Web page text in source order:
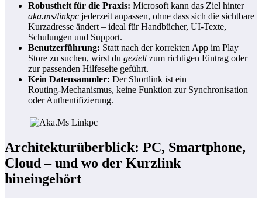
Robustheit für die Praxis: Microsoft kann das Ziel hinter
aka.ms/linkpc jederzeit anpassen, ohne dass sich die sichtbare
Kurzadresse ändert – ideal für Handbücher, UI‑Texte,
Schulungen und Support.
Benutzerführung: Statt nach der korrekten App im Play
Store zu suchen, wirst du gezieltzum richtigen Eintrag oder
zur passenden Hilfeseite geführt.
Kein Datensammler: Der Shortlink ist ein
Routing‑Mechanismus, keine Funktion zur Synchronisation
oder Authentifizierung.
Architekturüberblick: PC, Smartphone,
Cloud – und wo der Kurzlink
hineingehört